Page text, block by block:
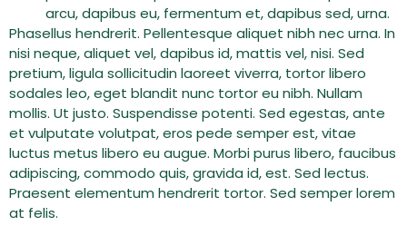
arcu, dapibus eu, fermentum et, dapibus sed, urna.
Phasellus hendrerit. Pellentesque aliquet nibh nec urna. In
nisi neque, aliquet vel, dapibus id, mattis vel, nisi. Sed
pretium, ligula sollicitudin laoreet viverra, tortor libero
sodales leo, eget blandit nunc tortor eu nibh. Nullam
mollis. Ut justo. Suspendisse potenti. Sed egestas, ante
et vulputate volutpat, eros pede semper est, vitae
luctus metus libero eu augue. Morbi purus libero, faucibus
adipiscing, commodo quis, gravida id, est. Sed lectus.
Praesent elementum hendrerit tortor. Sed semper lorem
at felis.